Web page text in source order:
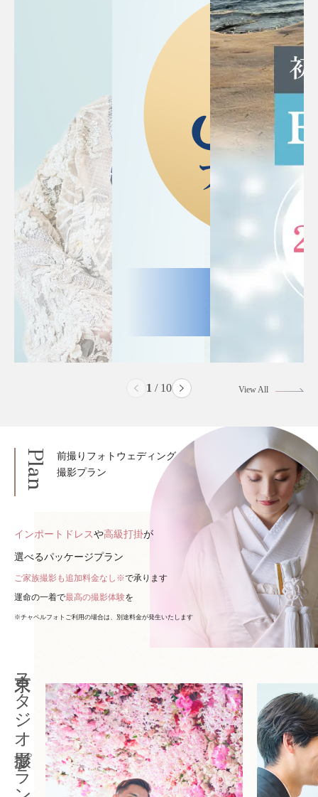
2 / 10 View All
Plan
前撮りフォトウェディング
撮影プラン
インポートドレスや高級打掛が
選べるパッケージプラン
ご家族撮影も追加料金なし※で承ります
運命の一着で最高の撮影体験を
※チャペルフォトご利用の場合は、別途料金が発生いたします
東京スタジオ撮影プラン